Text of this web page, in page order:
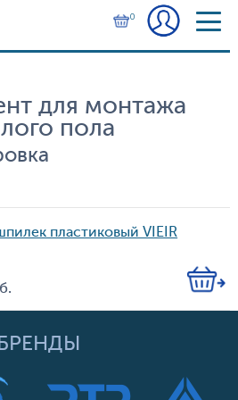
0
для монтажа
пола
пластиковый VIEIR
Кол-
БРЕНДЫ